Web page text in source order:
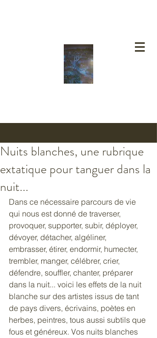
Nuits blanches, une rubrique
extatique pour tanguer dans la
nuit...
Dans ce nécessaire parcours de vie
qui nous est donné de traverser,
provoquer, supporter, subir, déployer,
dévoyer, détacher, algéliner,
embrasser, étirer, endormir, humecter,
trembler, manger, célébrer, crier,
défendre, souffler, chanter, préparer
dans la nuit... voici les effets de la nuit
blanche sur des artistes issus de tant
de pays divers, écrivains, poètes en
herbes, peintres, tous aussi subtils que
fous et généreux. Vos nuits blanches